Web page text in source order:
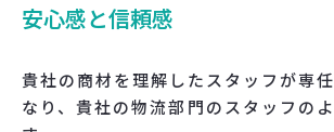
安心感と信頼感
貴社の商材を理解したスタッフが専
なり、貴社の物流部門のスタッフの